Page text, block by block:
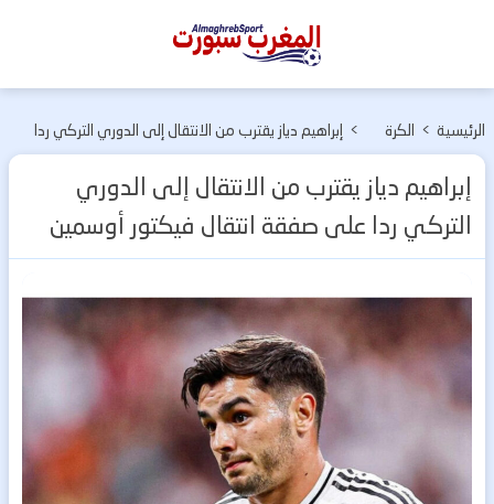
المغرب
الرئيسية > الكرة
> إبراهيم دياز يقترب من الانتقال إلى الدوري التركي ردا
إبراهيم دياز يقترب من الانتقال إلى الدوري
التركي ردا على صفقة انتقال فيكتور أوسمين